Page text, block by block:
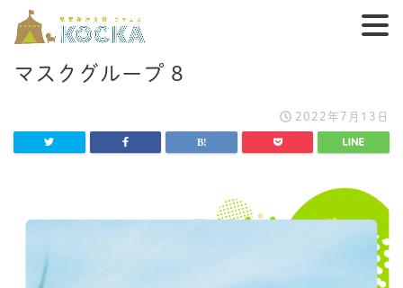
マスクグループ 8
2022年7月13日